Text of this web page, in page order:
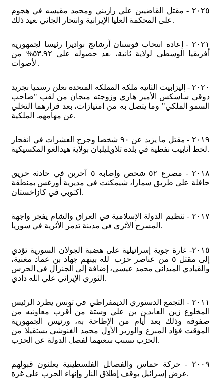
٢٠٢٥ - مقتل القاضيين علي رازيني ومحمد مقيسه في هجوم
على المحكمة العليا الإيرانية وانتحار الجاني بعيد ذلك.
٢٠٢١ - إعادة انتخاب فوستان آرشانج تواديرا رئيسا لجمهورية
أفريقيا الوسطى لولاية ثانية، بعد حصوله على ٥٣.٩٢% من
الأصوات.
٢٠٢٠ - إليزابيث الثانية ملكة المملكة المتحدة تعلن رسميا تجريد
دوقي ساسكس الأمير هاري وزوجته ميجان من لقب "صاحب
السمو الملكي" وما يتصل به من امتيازات، بعد قرارهما التخلي
عن مهامهما الملكية.
٢٠١٩ - مقتل ما يزيد عن ٩٠ شخصا وجرح العشرات في انفجار
لخط أنابيب نفطية في بلدة تلاويليلبان بولاية هيدالغو المكسيكية.
٢٠١٨ - مصرع ٥٢ شخص وإصابة ٥ آخرين في حادثة حريق
حافلة على طريق سمارا، شيمكنت في مديرية أورغس بمنطقة
أكتوبي في كازاخستان.
٢٠١٧ - تنظيم الدولة الإسلامية في العراق والشام يفجر واجهة
المسرح الأثري في مدينة تدمر الأثرية في سوريا.
٢٠١٥- غارة جوية إسرائيلية على هضبة الجولان السورية تؤدي
إلى مقتل ٥ من عناصر حزب الله بينهم جهاد بن عماد مغنية،
والقيادي الميداني محمد عيسى، إضافة إلى الجنرال في الحرس
الثوري الإيراني علي الله دادي.
٢٠١١ - التجمع الدستوري الديمقراطي في تونس يطرد الرئيس
المخلوع زين العابدين بن علي وستة من أقرب معاونيه من
صفوفه وذلك بعد أيام من الإطاحة به، ورئيس الجمهورية
المؤقت فؤاد المبزع والوزير الأول محمد الغنوشي يستقيلا من
الحزب بسبب سعيهما لفصل الدولة عن الحزب.
٢٠٠٩ - حركة حماس والفصائل الفلسطينية يعلنون قبولهم
عرض إسرائيل بوقف إطلاق النار وإنهاء الحرب على غزة.